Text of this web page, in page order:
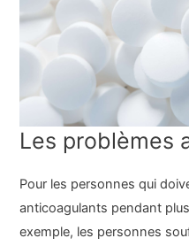
Les problèmes
Pour les personnes qui
anticoagulants pendant
exemple, les personnes